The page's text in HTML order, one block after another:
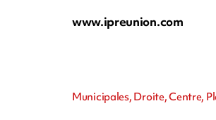
www.ipreunion.com
Municipales, Droite, Centre,